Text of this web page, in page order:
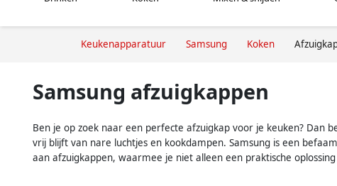
Keukenapparatuur Samsung Koken
Samsung afzuigkappen
Ben je op zoek naar een perfecte afzuigkap voor je keuken? Dan
vrij blijft van nare luchtjes en kookdampen. Samsung is een
aan afzuigkappen, waarmee je niet alleen een praktische